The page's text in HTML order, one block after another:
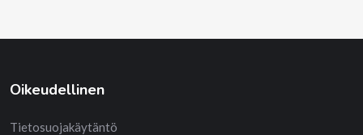
Oikeudellinen
Tietosuojakäytäntö